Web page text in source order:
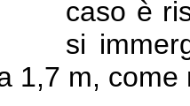
caso è
si
1,7 m,